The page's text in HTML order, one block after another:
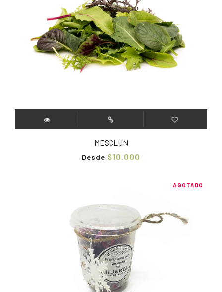
MESCLUN
Desde $10.000
AGOTADO